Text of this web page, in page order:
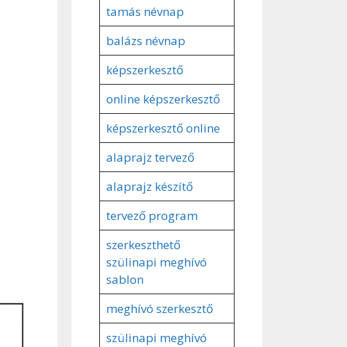
tamás névnap
balázs névnap
képszerkesztő
online képszerkesztő
képszerkesztő online
alaprajz tervező
alaprajz készítő
tervező program
szerkeszthető
szülinapi meghívó
sablon
meghívó szerkesztő
szülinapi meghívó